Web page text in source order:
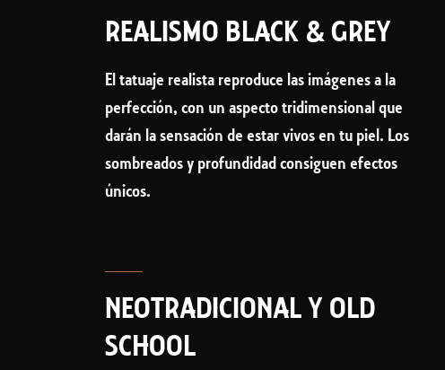
REALISMO BLACK & GREY
El tatuaje realista reproduce las imágenes a la
perfección, con un aspecto tridimensional que
darán la sensación de estar vivos en tu piel. Los
sombreados y profundidad consiguen efectos
únicos.
NEOTRADICIONAL Y OLD
SCHOOL